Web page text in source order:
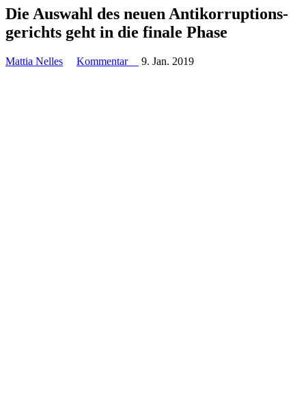
Die Auswahl des neuen Anti­kor­rup­ti­ons­
ge­richts geht in die finale Phase
Mattia Nelles Kommentar 9. Jan. 2019